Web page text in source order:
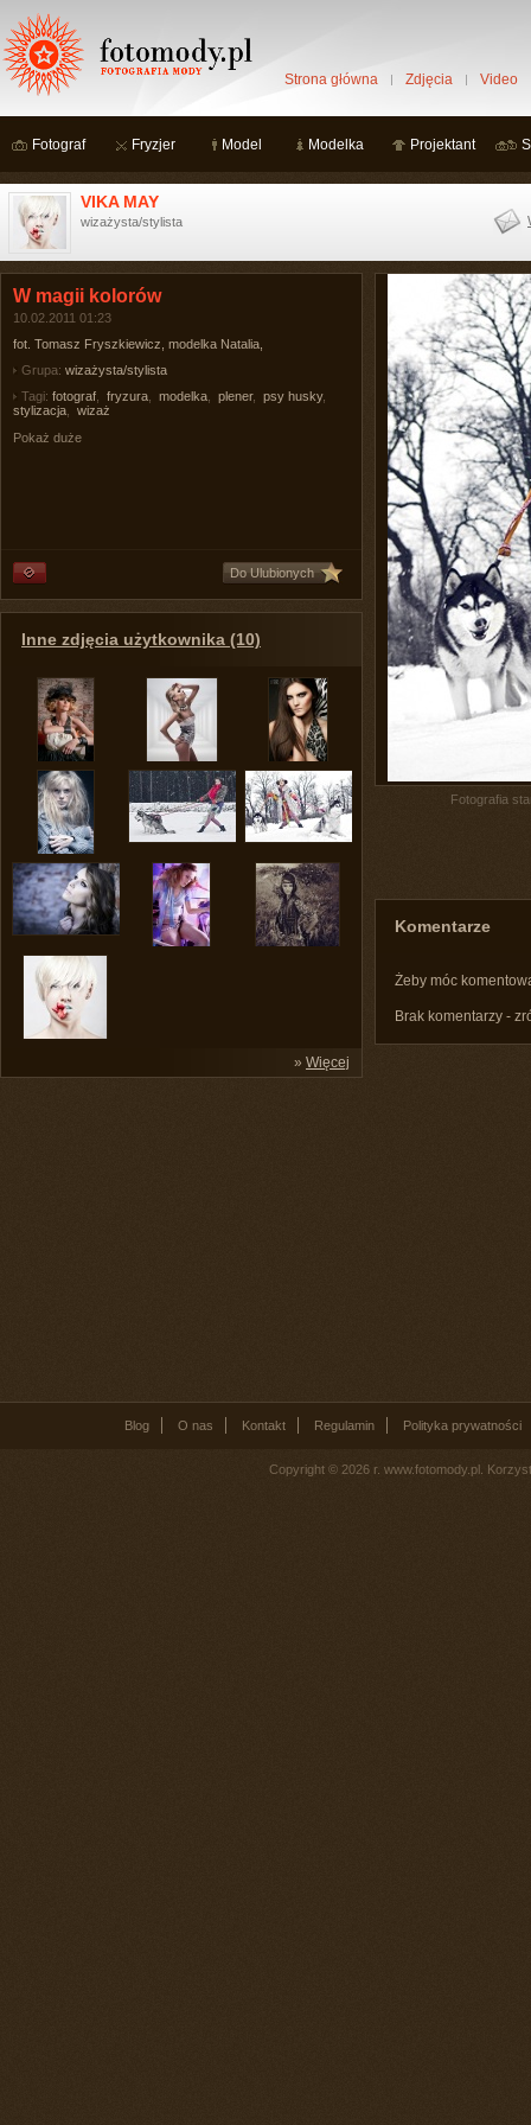
Strona główna Zdjęcia Video
Fotograf Fryzjer Model Modelka Projektant
VIKA MAY
wizażysta/stylista
W magii kolorów
10.02.2011 01:23
fot. Tomasz Fryszkiewicz, modelka Natalia,
Grupa: wizażysta/stylista
Tagi: fotograf fryzura modelka plener, psy husky,
stylizacja
wizaż
Pokaż duże
Do Ulubionych
Inne zdjęcia użytkownika (10)
» Więcej
Fotografia
Komentarze
Żeby móc
Brak komentarzy -
Blog O nas Kontakt Regulamin Polityka prywatności
Copyright © 2026 r. www.fotomody.pl.